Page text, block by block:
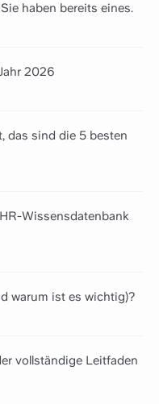
haben bereits eines.
2026
das sind die 5 besten
Wissensdatenbank
warum ist es wichtig)?
vollständige Leitfaden